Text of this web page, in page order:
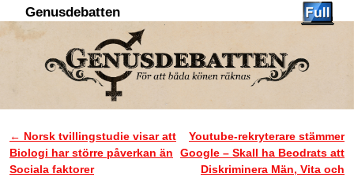
Genusdebatten
Inläggsnavigering
← Norsk tvillingstudie visar att
Biologi har större påverkan än
Sociala faktorer
Youtube-rekryterare stämmer
Google – Skall ha Beodrats att
Diskriminera Män, Vita och